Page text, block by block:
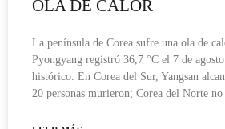
OLA DE CALOR
La península de Corea sufre una ola de
Pyongyang registró 36,7 °C el 7 de
histórico. En Corea del Sur, Yangsan
20 personas murieron; Corea del Norte no